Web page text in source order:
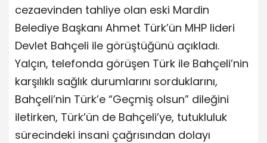
cezaevinden tahliye olan eski Mardin
Belediye Başkanı Ahmet Türk’ün MHP lideri
Devlet Bahçeli ile görüştüğünü açıkladı.
Yalçın, telefonda görüşen Türk ile Bahçeli’nin
karşılıklı sağlık durumlarını sorduklarını,
Bahçeli’nin Türk’e “Geçmiş olsun” dileğini
iletirken, Türk’ün de Bahçeli’ye, tutukluluk
sürecindeki insani çağrısından dolayı